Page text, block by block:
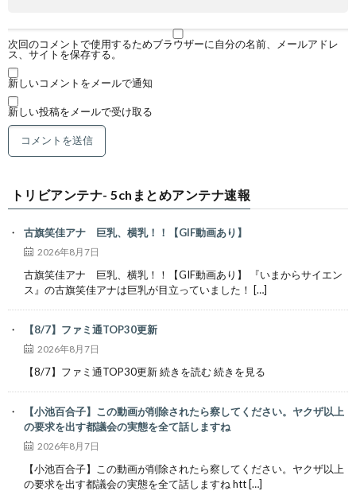
次回のコメントで使用するためブラウザーに自分の名前、メールアドレ
ス、サイトを保存する。
新しいコメントをメールで通知
新しい投稿をメールで受け取る
トリビアンテナ- 5chまとめアンテナ速報
古旗笑佳アナ 巨乳、横乳！！【GIF動画あり】
2026年8月7日
古旗笑佳アナ 巨乳、横乳！！【GIF動画あり】 『いまからサイエン
ス』の古旗笑佳アナは巨乳が目立っていました！ […]
【8/7】ファミ通TOP30更新
2026年8月7日
【8/7】ファミ通TOP30更新 続きを読む 続きを見る
【小池百合子】この動画が削除されたら察してください。ヤクザ以上
の要求を出す都議会の実態を全て話しますね
2026年8月7日
【小池百合子】この動画が削除されたら察してください。ヤクザ以上
の要求を出す都議会の実態を全て話しますね htt […]